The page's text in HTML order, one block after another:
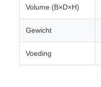
Volume (B×D×H)
Gewicht
Voeding